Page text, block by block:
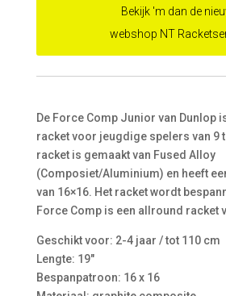
Bekijk 'm dan de
webshop NT
De Force Comp Junior van Dunlop
racket voor jeugdige spelers van 9
racket is gemaakt van Fused Alloy
(Composiet/Aluminium) en heeft
van 16×16. Het racket wordt
Force Comp is een allround racket
Geschikt voor: 2-4 jaar / tot 110 cm
Lengte: 19″
Bespanpatroon: 16 x 16